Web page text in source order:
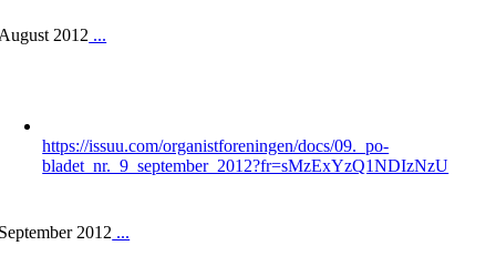
2012 ...
https://issuu.com/organistforeningen/docs/09._po-
bladet_nr._9_september_2012?fr=sMzExYzQ1NDIzNzU
2012 ...